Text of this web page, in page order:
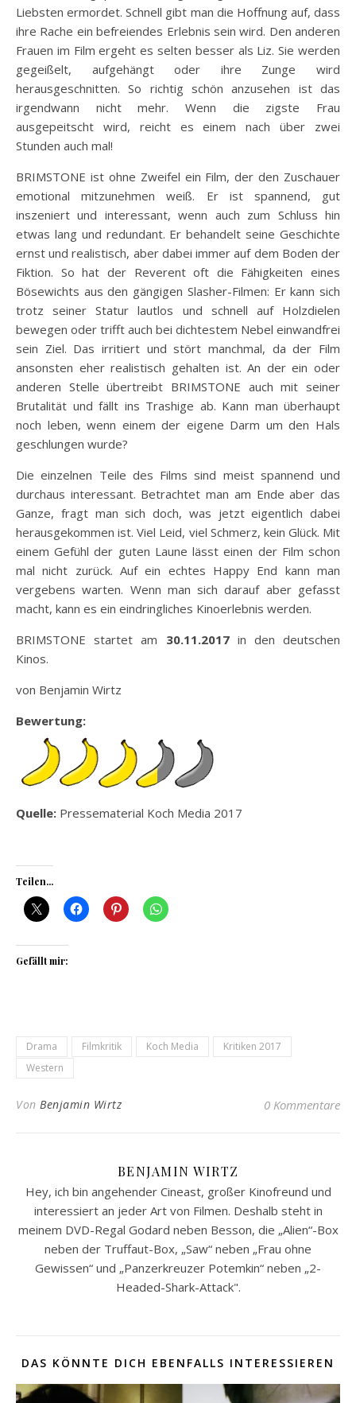
Liebsten ermordet. Schnell gibt man die Hoffnung auf, dass
ihre Rache ein befreiendes Erlebnis sein wird. Den anderen
Frauen im Film ergeht es selten besser als Liz. Sie werden
gegeißelt, aufgehängt oder ihre Zunge wird
herausgeschnitten. So richtig schön anzusehen ist das
irgendwann nicht mehr. Wenn die zigste Frau
ausgepeitscht wird, reicht es einem nach über zwei
Stunden auch mal!
BRIMSTONE ist ohne Zweifel ein Film, der den Zuschauer
emotional mitzunehmen weiß. Er ist spannend, gut
inszeniert und interessant, wenn auch zum Schluss hin
etwas lang und redundant. Er behandelt seine Geschichte
ernst und realistisch, aber dabei immer auf dem Boden der
Fiktion. So hat der Reverent oft die Fähigkeiten eines
Bösewichts aus den gängigen Slasher-Filmen: Er kann sich
trotz seiner Statur lautlos und schnell auf Holzdielen
bewegen oder trifft auch bei dichtestem Nebel einwandfrei
sein Ziel. Das irritiert und stört manchmal, da der Film
ansonsten eher realistisch gehalten ist. An der ein oder
anderen Stelle übertreibt BRIMSTONE auch mit seiner
Brutalität und fällt ins Trashige ab. Kann man überhaupt
noch leben, wenn einem der eigene Darm um den Hals
geschlungen wurde?
Die einzelnen Teile des Films sind meist spannend und
durchaus interessant. Betrachtet man am Ende aber das
Ganze, fragt man sich doch, was jetzt eigentlich dabei
herausgekommen ist. Viel Leid, viel Schmerz, kein Glück. Mit
einem Gefühl der guten Laune lässt einen der Film schon
mal nicht zurück. Auf ein echtes Happy End kann man
vergebens warten. Wenn man sich darauf aber gefasst
macht, kann es ein eindringliches Kinoerlebnis werden.
BRIMSTONE startet am 30.11.2017 in den deutschen
Kinos.
von Benjamin Wirtz
Bewertung:
Quelle: Pressematerial Koch Media 2017
Teilen...
Gefällt mir:
Drama Filmkritik Koch Media
Kritiken 2017
Western
Von Benjamin Wirtz 0 Kommentare
BENJAMIN WIRTZ
Hey, ich bin angehender Cineast, großer Kinofreund und
interessiert an jeder Art von Filmen. Deshalb steht in
meinem DVD-Regal Godard neben Besson, die „Alien“-Box
neben der Truffaut-Box, „Saw“ neben „Frau ohne
Gewissen“ und „Panzerkreuzer Potemkin“ neben „2-
Headed-Shark-Attack".
DAS KÖNNTE DICH EBENFALLS INTERESSIEREN